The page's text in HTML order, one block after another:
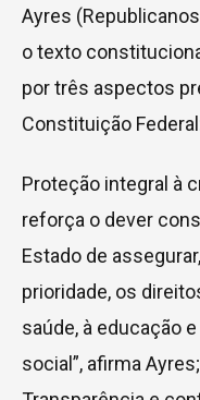
Ayres
o texto
por três aspectos
Constituição
Proteção integral à
reforça o dever
Estado de
prioridade, os
saúde, à educação
social”, afirma Ayres;